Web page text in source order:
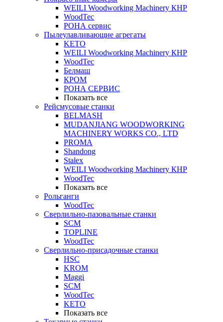
WEILI Woodworking Machinery КНР
WoodTec
РОНА сервис
Пылеулавливающие агрегаты
KETO
WEILI Woodworking Machinery КНР
WoodTec
Белмаш
КРОМ
РОНА СЕРВИС
Показать все
Рейсмусовые станки
BELMASH
MUDANJIANG WOODWORKING
MACHINERY WORKS CO., LTD
PROMA
Shandong
Stalex
WEILI Woodworking Machinery КНР
WoodTec
Показать все
Рольганги
WoodTec
Сверлильно-пазовальные станки
SCM
TOPLINE
WoodTec
Сверлильно-присадочные станки
HSC
KROM
Maggi
SCM
WoodTec
KETO
Показать все